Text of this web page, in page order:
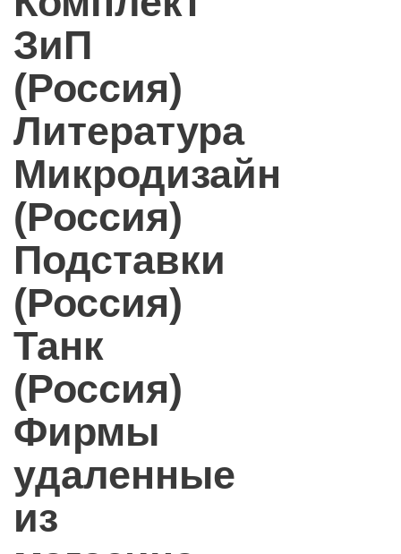
ЗиП
(Россия)
Литература
Микродизайн
(Россия)
Подставки
(Россия)
Танк
(Россия)
Фирмы
удаленные
из